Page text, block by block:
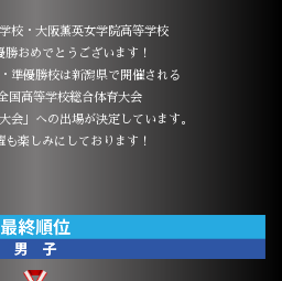
校・大阪薫英女学院高等学校
勝おめでとうございます！
準優勝校は新潟県で開催される
国高等学校総合体育大会
会」への出場が決定しています。
も楽しみにしております！